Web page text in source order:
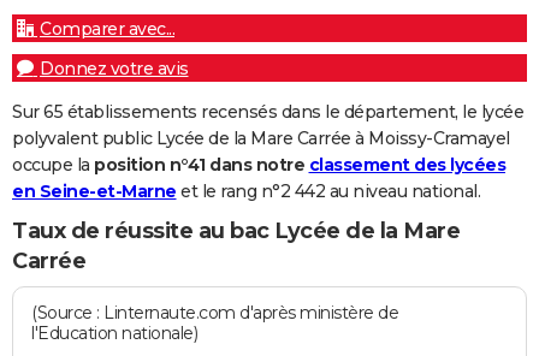
Comparer avec...
Donnez votre avis
Sur 65 établissements recensés dans le département, le lycée
polyvalent public Lycée de la Mare Carrée à Moissy-Cramayel
occupe la position n°41 dans notre classement des lycées
en Seine-et-Marne et le rang n°2 442 au niveau national.
Taux de réussite au bac Lycée de la Mare
Carrée
(Source : Linternaute.com d'après ministère de
l'Education nationale)